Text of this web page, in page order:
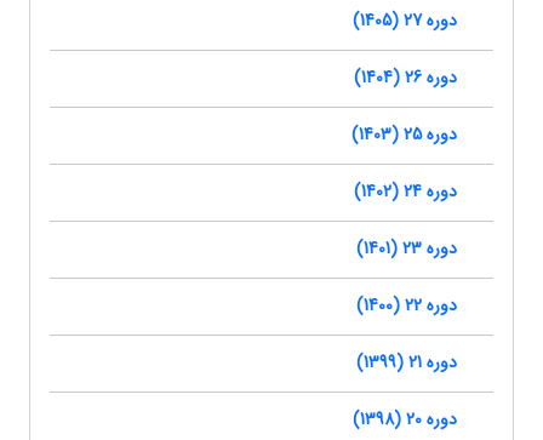
دوره 27 (1405)
دوره 26 (1404)
دوره 25 (1403)
دوره 24 (1402)
دوره 23 (1401)
دوره 22 (1400)
دوره 21 (1399)
دوره 20 (1398)